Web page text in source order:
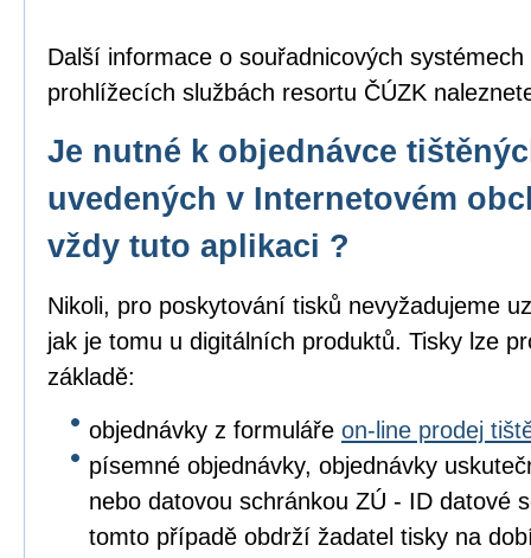
Další informace o souřadnicových
prohlížecích službách resortu ČÚZK
Je nutné k objednávce
uvedených v Internetovém
vždy tuto aplikaci ?
Nikoli, pro poskytování tisků nevyžadujeme
jak je tomu u digitálních produktů. Tisky lze
základě:
objednávky z formuláře on-line prodej
písemné objednávky, objednávky
nebo datovou schránkou ZÚ - ID datové
tomto případě obdrží žadatel tisky na